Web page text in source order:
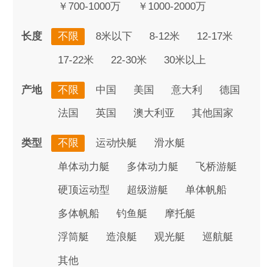
￥700-1000万 ￥1000-2000万
长度 不限 8米以下 8-12米 12-17米
17-22米 22-30米 30米以上
产地 不限 中国 美国 意大利 德国
法国 英国 澳大利亚 其他国家
类型 不限 运动快艇 滑水艇
单体动力艇 多体动力艇 飞桥游艇
硬顶运动型 超级游艇 单体帆船
多体帆船 钓鱼艇 摩托艇
浮筒艇 造浪艇 观光艇 巡航艇
其他